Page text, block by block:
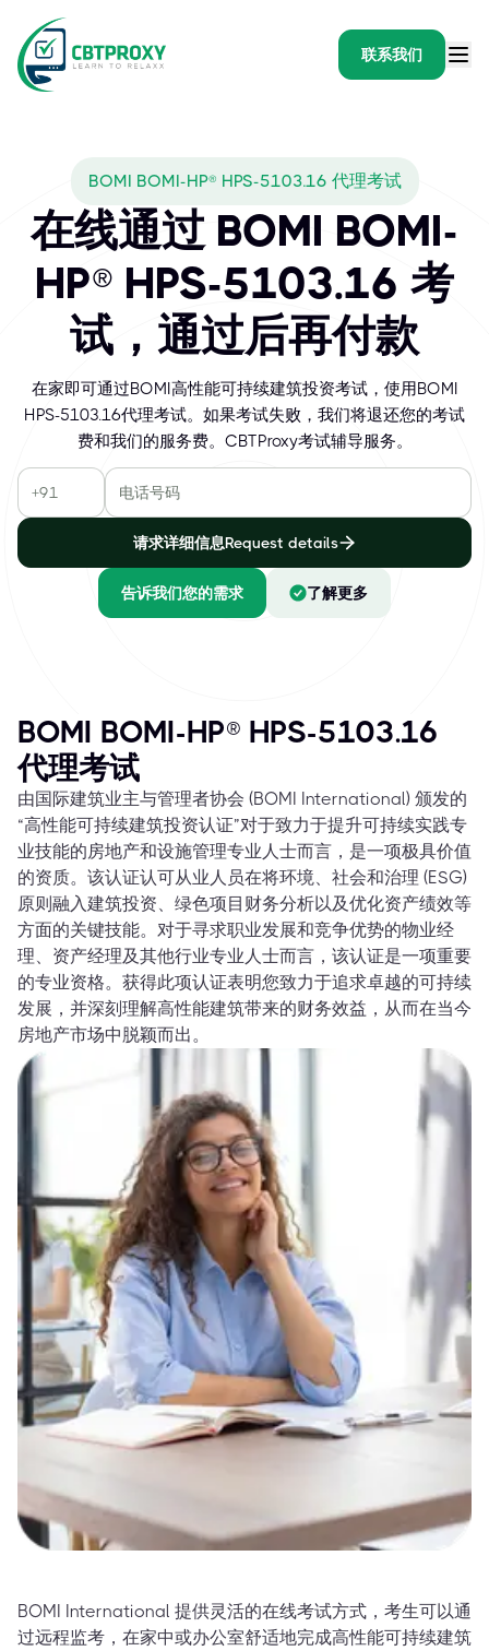
联系我们
BOMI BOMI-HP® HPS-5103.16 代理考试
在线通过 BOMI BOMI-
HP® HPS-5103.16 考
试，通过后再付款
在家即可通过BOMI高性能可持续建筑投资考试，使用BOMI
HPS-5103.16代理考试。如果考试失败，我们将退还您的考试
费和我们的服务费。CBTProxy考试辅导服务。
请求详细信息Request details
告诉我们您的需求 了解更多
BOMI BOMI-HP® HPS-5103.16
代理考试
由国际建筑业主与管理者协会 (BOMI International) 颁发的
“高性能可持续建筑投资认证”对于致力于提升可持续实践专
业技能的房地产和设施管理专业人士而言，是一项极具价值
的资质。该认证认可从业人员在将环境、社会和治理 (ESG)
原则融入建筑投资、绿色项目财务分析以及优化资产绩效等
方面的关键技能。对于寻求职业发展和竞争优势的物业经
理、资产经理及其他行业专业人士而言，该认证是一项重要
的专业资格。获得此项认证表明您致力于追求卓越的可持续
发展，并深刻理解高性能建筑带来的财务效益，从而在当今
房地产市场中脱颖而出。
BOMI International 提供灵活的在线考试方式，考生可以通
过远程监考，在家中或办公室舒适地完成高性能可持续建筑